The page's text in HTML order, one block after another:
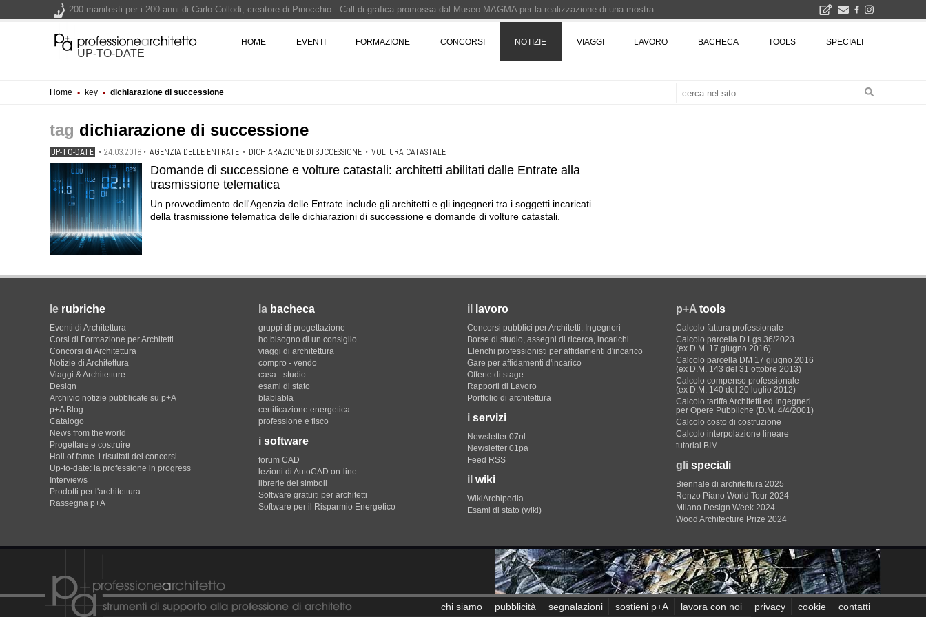
UP-TO-DATE
HOME EVENTI FORMAZIONE CONCORSI NOTIZIE VIAGGI LAVORO BACHECA TOOLS SPECIALI
Home ▪ key ▪ dichiarazione di successione
dichiarazione di successione
UP-TO-DATE • 24.03.2018 • AGENZIA DELLE ENTRATE • DICHIARAZIONE DI SUCCESSIONE • VOLTURA CATASTALE
Domande di successione e volture catastali: architetti abilitati dalle Entrate alla
trasmissione telematica
Un provvedimento dell'Agenzia delle Entrate include gli architetti e gli ingegneri tra i soggetti incaricati
della trasmissione telematica delle dichiarazioni di successione e domande di volture catastali.
le rubriche
Eventi di Architettura
Corsi di Formazione per Architetti
Concorsi di Architettura
Notizie di Architettura
Viaggi & Architetture
Design
Archivio notizie pubblicate su p+A
p+A Blog
Catalogo
News from the world
Progettare e costruire
Hall of fame. i risultati dei concorsi
Up-to-date: la professione in progress
Interviews
Prodotti per l'architettura
Rassegna p+A
la bacheca
gruppi di progettazione
ho bisogno di un consiglio
viaggi di architettura
compro - vendo
casa - studio
esami di stato
blablabla
certificazione energetica
professione e fisco
i software
forum CAD
lezioni di AutoCAD on-line
librerie dei simboli
Software gratuiti per architetti
Software per il Risparmio Energetico
il lavoro
Concorsi pubblici per Architetti, Ingegneri
Borse di studio, assegni di ricerca, incarichi
Elenchi professionisti per affidamenti d'incarico
Gare per affidamenti d'incarico
Offerte di stage
Rapporti di Lavoro
Portfolio di architettura
i servizi
Newsletter 07nl
Newsletter 01pa
Feed RSS
il wiki
WikiArchipedia
Esami di stato (wiki)
p+A tools
Calcolo fattura professionale
Calcolo parcella D.Lgs.36/2023
(ex D.M. 17 giugno 2016)
Calcolo parcella DM 17 giugno 2016
(ex D.M. 143 del 31 ottobre 2013)
Calcolo compenso professionale
(ex D.M. 140 del 20 luglio 2012)
Calcolo tariffa Architetti ed Ingegneri
per Opere Pubbliche (D.M. 4/4/2001)
Calcolo costo di costruzione
Calcolo interpolazione lineare
tutorial BIM
gli speciali
Biennale di architettura 2025
Renzo Piano World Tour 2024
Milano Design Week 2024
Wood Architecture Prize 2024
chi siamo pubblicità segnalazioni sostieni p+A lavora con noi privacy cookie contatti
200 manifesti per i 200 anni di Carlo Collodi, creatore di Pinocchio - Call di grafica promossa dal Museo MAGMA per la realizzazione di una mostra
Il lungomare di Nicotera si tinge di giallo: Fabrizio Ciappina vince il concorso di progettazione
Un nuovo volto per il lungomare di Villammare - Concorso di progettazione a procedura aperta due fasi Montepremi: 18.000 euro